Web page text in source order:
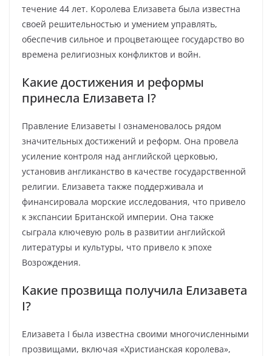
течение 44 лет. Королева Елизавета была известна
своей решительностью и умением управлять,
обеспечив сильное и процветающее государство во
времена религиозных конфликтов и войн.
Какие достижения и реформы
принесла Елизавета I?
Правление Елизаветы I ознаменовалось рядом
значительных достижений и реформ. Она провела
усиление контроля над английской церковью,
установив англиканство в качестве государственной
религии. Елизавета также поддерживала и
финансировала морские исследования, что привело
к экспансии Британской империи. Она также
сыграла ключевую роль в развитии английской
литературы и культуры, что привело к эпохе
Возрождения.
Какие прозвища получила Елизавета
I?
Елизавета I была известна своими многочисленными
прозвищами, включая «Христианская королева»,